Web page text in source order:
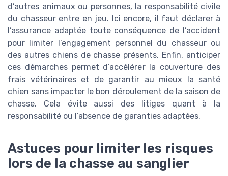
d’autres animaux ou personnes, la responsabilité civile
du chasseur entre en jeu. Ici encore, il faut déclarer à
l’assurance adaptée toute conséquence de l’accident
pour limiter l’engagement personnel du chasseur ou
des autres chiens de chasse présents. Enfin, anticiper
ces démarches permet d’accélérer la couverture des
frais vétérinaires et de garantir au mieux la santé
chien sans impacter le bon déroulement de la saison de
chasse. Cela évite aussi des litiges quant à la
responsabilité ou l’absence de garanties adaptées.
Astuces pour limiter les risques
lors de la chasse au sanglier